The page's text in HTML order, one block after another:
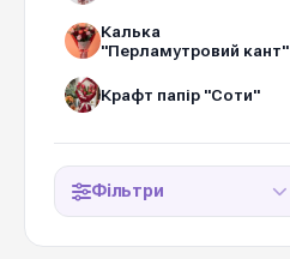
Калька
"Перламутровий кант"
Крафт папір "Соти"
Фільтри